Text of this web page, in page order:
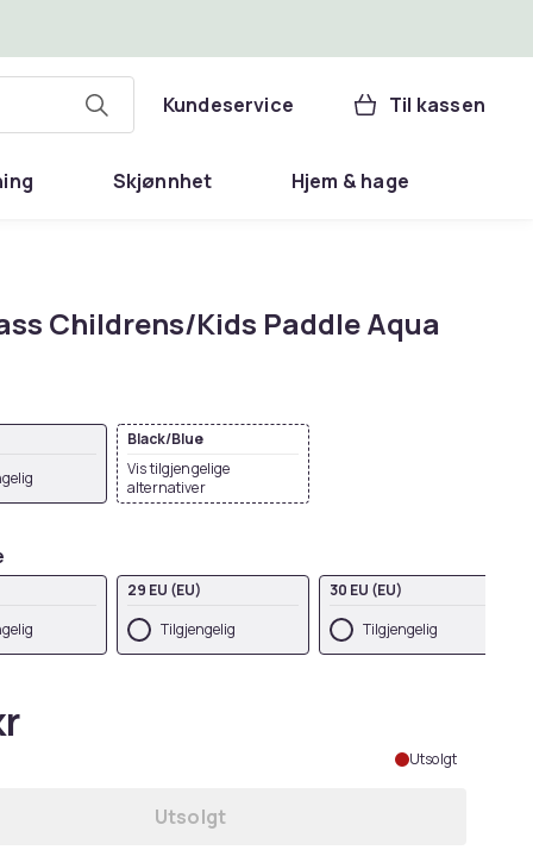
Kundeservice Til kassen
Skjønnhet Hjem & hage
Childrens/Kids Paddle Aqua
Black/Blue
Vis tilgjengelige
alternativer
29 EU (EU)
Tilgjengelig
30 EU (EU)
Tilgjengelig
Utsolgt
Utsolgt